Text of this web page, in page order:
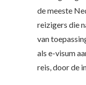
de meeste
reizigers die
van
als e-visum
reis, door de